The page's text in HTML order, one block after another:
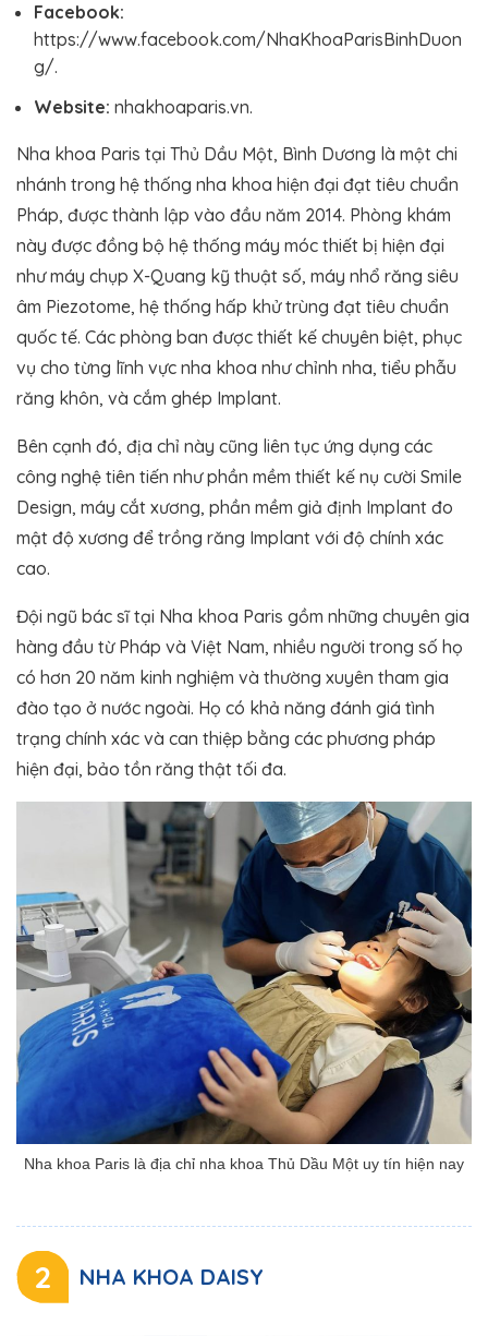
Facebook:
https://www.facebook.com/NhaKhoaParisBinhDuon
g/.
Website: nhakhoaparis.vn.
Nha khoa Paris tại Thủ Dầu Một, Bình Dương là một chi
nhánh trong hệ thống nha khoa hiện đại đạt tiêu chuẩn
Pháp, được thành lập vào đầu năm 2014. Phòng khám
này được đồng bộ hệ thống máy móc thiết bị hiện đại
như máy chụp X-Quang kỹ thuật số, máy nhổ răng siêu
âm Piezotome, hệ thống hấp khử trùng đạt tiêu chuẩn
quốc tế. Các phòng ban được thiết kế chuyên biệt, phục
vụ cho từng lĩnh vực nha khoa như chỉnh nha, tiểu phẫu
răng khôn, và cắm ghép Implant​.
Bên cạnh đó, địa chỉ này cũng liên tục ứng dụng các
công nghệ tiên tiến như phần mềm thiết kế nụ cười Smile
Design, máy cắt xương, phần mềm giả định Implant đo
mật độ xương để trồng răng Implant với độ chính xác
cao.
Đội ngũ bác sĩ tại Nha khoa Paris gồm những chuyên gia
hàng đầu từ Pháp và Việt Nam, nhiều người trong số họ
có hơn 20 năm kinh nghiệm và thường xuyên tham gia
đào tạo ở nước ngoài. Họ có khả năng đánh giá tình
trạng chính xác và can thiệp bằng các phương pháp
hiện đại, bảo tồn răng thật tối đa.
Nha khoa Paris là địa chỉ nha khoa Thủ Dầu Một uy tín hiện nay
2 NHA KHOA DAISY